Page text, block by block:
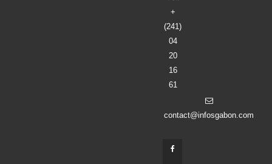
+
(241)
04
20
16
61
contact@infosgabon.com